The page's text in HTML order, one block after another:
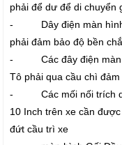
phải để dư để di chuyển
- Dây điện màn hình
phải đảm bảo độ bền
- Các đây điện màn
Tô phải qua cầu chì
- Các mối nối trích
10 Inch trên xe cần
đứt cầu trì xe